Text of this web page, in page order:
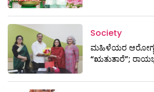
Society
ಮಹಿಳೆಯರ ಆರೋಗ್ಯ
“ಋತುತಾರೆ”;